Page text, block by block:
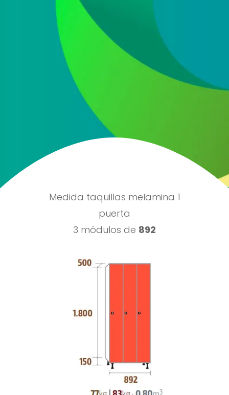
He leído y acepto la
política de protección de
Acepto recibir información comercial sobre las ofertas
y promociones de nuestra empresa (NET QUINTOS, S.L.)
relacionadas con nuestro sector en base a nuestra
política de protección de datos
Medida taquillas melamina 1
puerta
3 módulos de 892